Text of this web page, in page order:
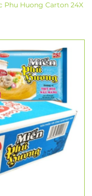
Phu Huong Carton 24X